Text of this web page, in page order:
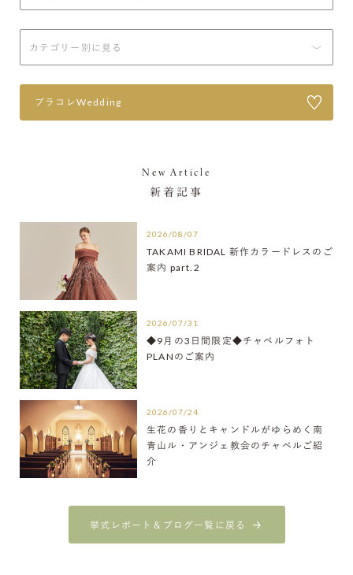
プラコレWedding
New Article
新着記事
2026/08/07
TAKAMI BRIDAL 新作カラードレスのご
案内 part.2
2026/07/31
◆9月の3日間限定◆チャペルフォト
PLANのご案内
2026/07/24
生花の香りとキャンドルがゆらめく南
青山ル・アンジェ教会のチャペルご紹
介
挙式レポート＆ブログ一覧に戻る